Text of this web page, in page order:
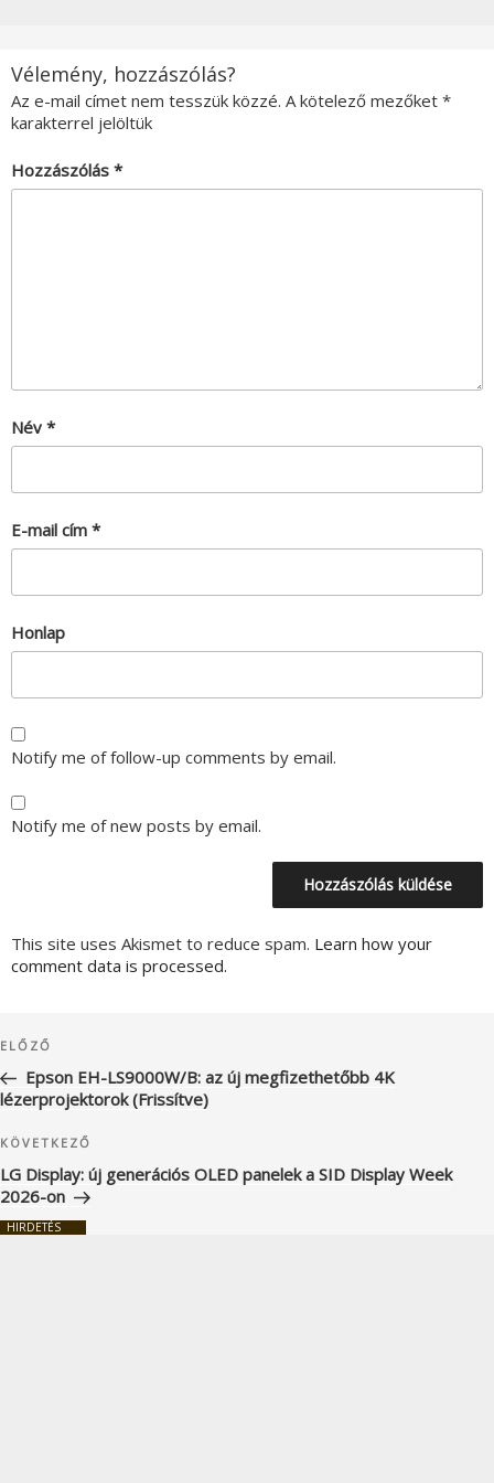
Vélemény, hozzászólás?
Az e-mail címet nem tesszük közzé. A kötelező mezőket *
karakterrel jelöltük
Hozzászólás *
Név *
E-mail cím *
Honlap
Notify me of follow-up comments by email.
Notify me of new posts by email.
This site uses Akismet to reduce spam. Learn how your
comment data is processed.
navigáció
Korábbi
bejegyzés
ELŐZŐ
Epson EH-LS9000W/B: az új megfizethetőbb 4K
lézerprojektorok (Frissítve)
Következő
bejegyzés
KÖVETKEZŐ
LG Display: új generációs OLED panelek a SID Display Week
2026-on
HIRDETÉS